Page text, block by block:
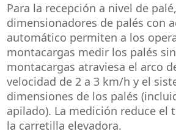
Para la recepción a nivel de
dimensionadores de palés con
automático permiten a los
montacargas medir los palés
montacargas atraviesa el arco
velocidad de 2 a 3 km/h y el
dimensiones de los palés
apilado). La medición reduce el
la carretilla elevadora.